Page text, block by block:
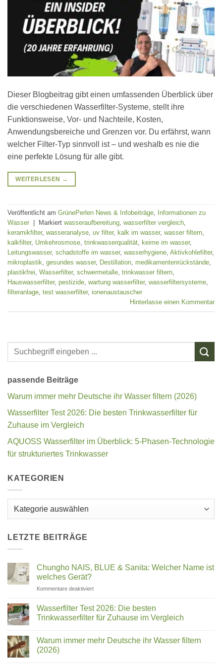
Dieser Blogbeitrag gibt einen umfassenden Überblick über
die verschiedenen Wasserfilter-Systeme, stellt ihre
Funktionsweise, Vor- und Nachteile, Kosten,
Anwendungsbereiche und Grenzen vor. Du erfährst, wann
welcher Filter-Typ sinnvoll ist – und weshalb es nie die
eine perfekte Lösung für alle gibt.
WEITERLESEN →
Veröffentlicht am GrünePerlen News & Infobeiträge,
Informationen zu
Wasser
Markiert wasseraufbereitung, wasserfilter vergleich,
keramikfilter, wasseranalyse, uv filter, kalk im wasser, wasser filtern,
kalkfilter, Umkehrosmose, trinkwasserqualität, keime im wasser,
Leitungswasser, schadstoffe im wasser, wasserhygiene, Aktivkohlefilter,
mikroplastik, gesundes wasser, Destillation, medikamentenrückstände,
plastikfrei, Wasserfilter, schwermetalle, trinkwasser filtern,
Hauswasserfilter, pestizide, wartung wasserfilter, wasserfiltersysteme,
filteranlage, test wasserfilter, ionenaustauscher
Hinterlasse einen Kommentar
passende Beiträge
Warum immer mehr Deutsche ihr Wasser filtern (2026)
Wasserfilter Test 2026: Die besten Trinkwasserfilter für
Zuhause im Vergleich
AQUOSS Wasserfilter im Überblick: 5-Phasen-Technologie
für strukturiertes Trinkwasser
KATEGORIEN
Kategorien
LETZTE BEITRÄGE
Chungho NAIS, BLUE & Sanita: Welcher Name ist
welches Gerät?
Kommentare deaktiviertfür
NAIS,
BLUE
Welcher
Wasserfilter Test 2026: Die besten
Trinkwasserfilter für Zuhause im Vergleich
zu
Wasserfilter
Test
Warum immer mehr Deutsche ihr Wasser filtern
(2026)